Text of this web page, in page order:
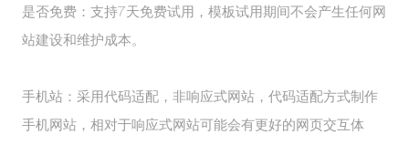
是否免费：支持7天免费试用，模板试用期间不会产生任何网
站建设和维护成本。
手机站：采用代码适配，非响应式网站，代码适配方式制作
手机网站，相对于响应式网站可能会有更好的网页交互体